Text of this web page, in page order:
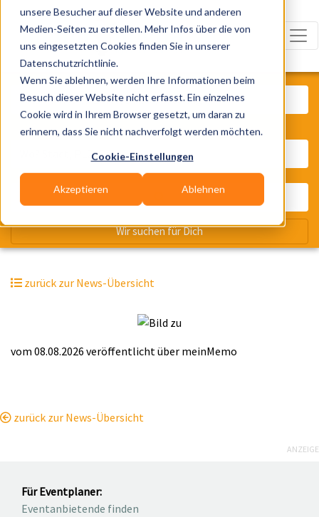
unsere Besucher auf dieser Website und anderen
Medien-Seiten zu erstellen. Mehr Infos über die von
uns eingesetzten Cookies finden Sie in unserer
Datenschutzrichtlinie.
Wenn Sie ablehnen, werden Ihre Informationen beim
Besuch dieser Website nicht erfasst. Ein einzelnes
Cookie wird in Ihrem Browser gesetzt, um daran zu
erinnern, dass Sie nicht nachverfolgt werden möchten.
Cookie-Einstellungen
Akzeptieren Ablehnen
zurück zur News-Übersicht
vom 08.08.2026 veröffentlicht über meinMemo
zurück zur News-Übersicht
Was? Künstler, Zelte, Bands,
Wo? Stadt, PLZ, Ort
Wir suchen für Dich
ANZEIGE
Für Eventplaner:
Eventanbietende finden